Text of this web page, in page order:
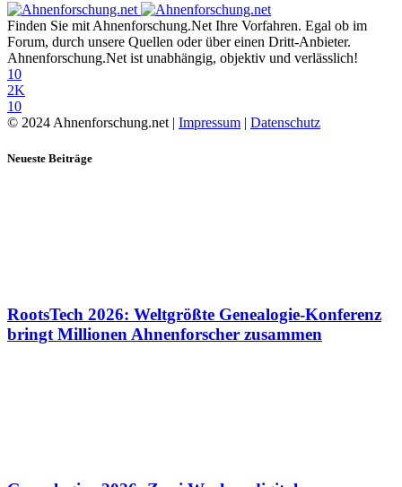
Finden Sie mit Ahnenforschung.Net Ihre Vorfahren. Egal ob im
Forum, durch unsere Quellen oder über einen Dritt-Anbieter.
Ahnenforschung.Net ist unabhängig, objektiv und verlässlich!
10
2K
10
© 2024 Ahnenforschung.net | Impressum Datenschutz
Neueste Beiträge
RootsTech 2026: Weltgrößte Genealogie-Konferenz
bringt Millionen Ahnenforscher zusammen